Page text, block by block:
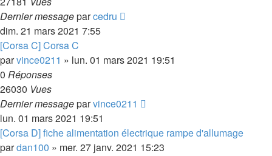
Dernier messageparcedru
dim. 21 mars 2021 7:55
[Corsa C] Corsa C
parvince0211 » lun. 01 mars 2021 19:51
0 Réponses
26030 Vues
Dernier messageparvince0211
lun. 01 mars 2021 19:51
[Corsa D] fiche alimentation électrique rampe d'allumage
pardan100 » mer. 27 janv. 2021 15:23